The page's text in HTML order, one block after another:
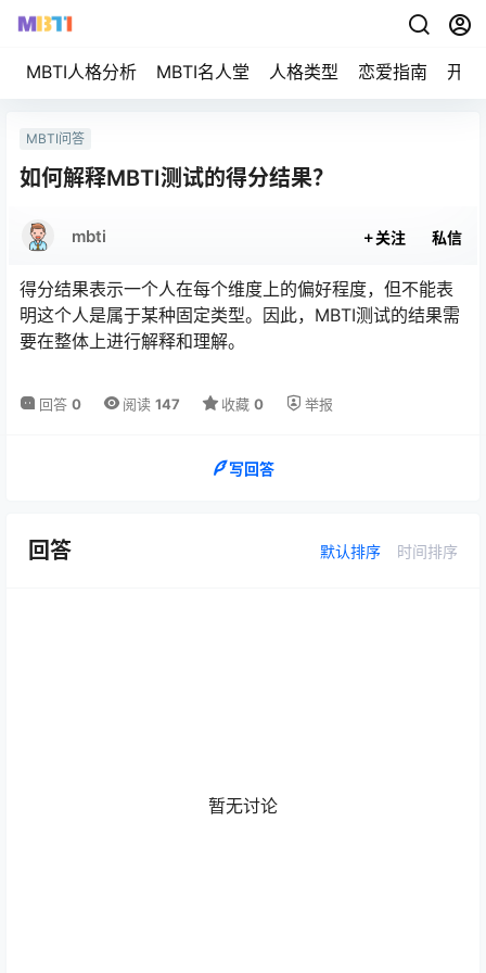
MBTI人格分析 MBTI名人堂 人格类型 恋爱指南 开始
MBTI问答
如何解释MBTI测试的得分结果？
mbti 关注 私信
得分结果表示一个人在每个维度上的偏好程度，但不能表
明这个人是属于某种固定类型。因此，MBTI测试的结果需
要在整体上进行解释和理解。
回答 0 阅读 147 收藏 0 举报
写回答
回答 默认排序 时间排序
暂无讨论